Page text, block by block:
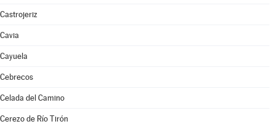
Castrojeriz
Cavia
Cayuela
Cebrecos
Celada del Camino
Cerezo de Río Tirón